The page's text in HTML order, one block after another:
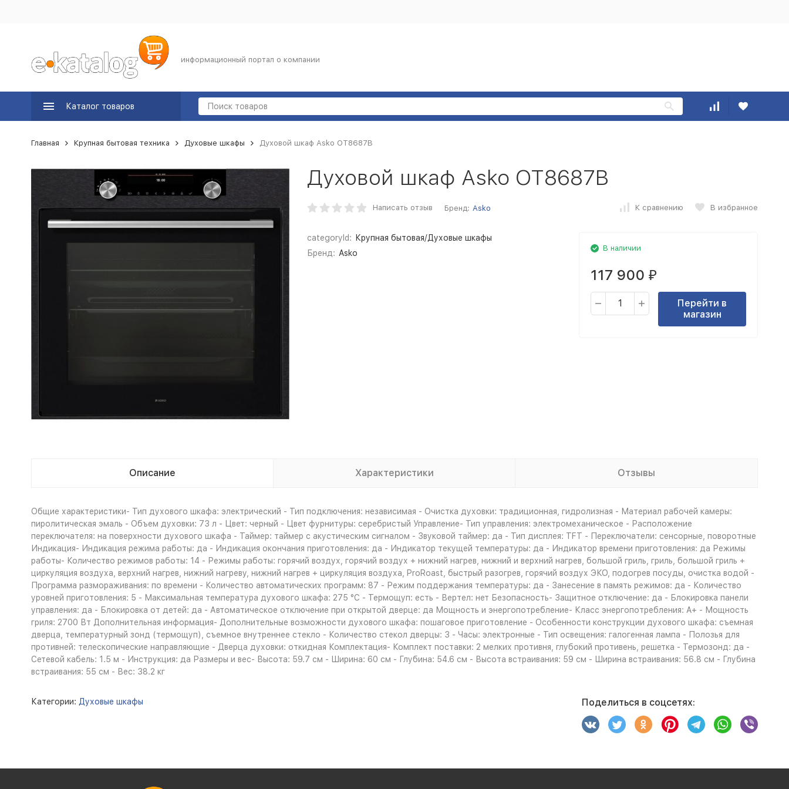
информационный портал о компании
Каталог товаров
Главная Крупная бытовая техника Духовые шкафы Духовой шкаф Asko OT8687B
Духовой шкаф Asko OT8687B
Написать отзыв Бренд: Asko К сравнению В избранное
categoryId:
Крупная бытовая/Духовые шкафы
Бренд: Asko
В наличии
117 900 ₽
Перейти в
магазин
Описание Характеристики Отзывы
Общие характеристики- Тип духового шкафа: электрический - Тип подключения: независимая - Очистка духовки: традиционная, гидролизная - Материал рабочей камеры:
пиролитическая эмаль - Объем духовки: 73 л - Цвет: черный - Цвет фурнитуры: серебристый Управление- Тип управления: электромеханическое - Расположение
переключателя: на поверхности духового шкафа - Таймер: таймер с акустическим сигналом - Звуковой таймер: да - Тип дисплея: TFT - Переключатели: сенсорные, поворотные
Индикация- Индикация режима работы: да - Индикация окончания приготовления: да - Индикатор текущей температуры: да - Индикатор времени приготовления: да Режимы
работы- Количество режимов работы: 14 - Режимы работы: горячий воздух, горячий воздух + нижний нагрев, нижний и верхний нагрев, большой гриль, гриль, большой гриль +
циркуляция воздуха, верхний нагрев, нижний нагреву, нижний нагрев + циркуляция воздуха, ProRoast, быстрый разогрев, горячий воздух ЭКО, подогрев посуды, очистка водой -
Программа размораживания: по времени - Количество автоматических программ: 87 - Режим поддержания температуры: да - Занесение в память режимов: да - Количество
уровней приготовления: 5 - Максимальная температура духового шкафа: 275 °С - Термощуп: есть - Вертел: нет Безопасность- Защитное отключение: да - Блокировка панели
управления: да - Блокировка от детей: да - Автоматическое отключение при открытой дверце: да Мощность и энергопотребление- Класс энергопотребления: A+ - Мощность
гриля: 2700 Вт Дополнительная информация- Дополнительные возможности духового шкафа: пошаговое приготовление - Особенности конструкции духового шкафа: съемная
дверца, температурный зонд (термощуп), съемное внутреннее стекло - Количество стекол дверцы: 3 - Часы: электронные - Тип освещения: галогенная лампа - Полозья для
противней: телескопические направляющие - Дверца духовки: откидная Комплектация- Комплект поставки: 2 мелких противня, глубокий противень, решетка - Термозонд: да -
Сетевой кабель: 1.5 м - Инструкция: да Размеры и вес- Высота: 59.7 см - Ширина: 60 см - Глубина: 54.6 см - Высота встраивания: 59 см - Ширина встраивания: 56.8 см - Глубина
встраивания: 55 см - Вес: 38.2 кг
Категории: Духовые шкафы Поделиться в соцсетях: